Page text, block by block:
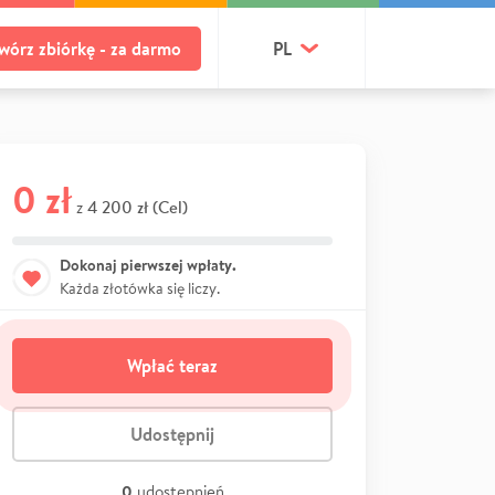
zbiórkę - za darmo PL
0 zł z 4 200 zł (Cel)
Dokonaj pierwszej wpłaty.
Każda złotówka się liczy.
Wpłać teraz
Udostępnij